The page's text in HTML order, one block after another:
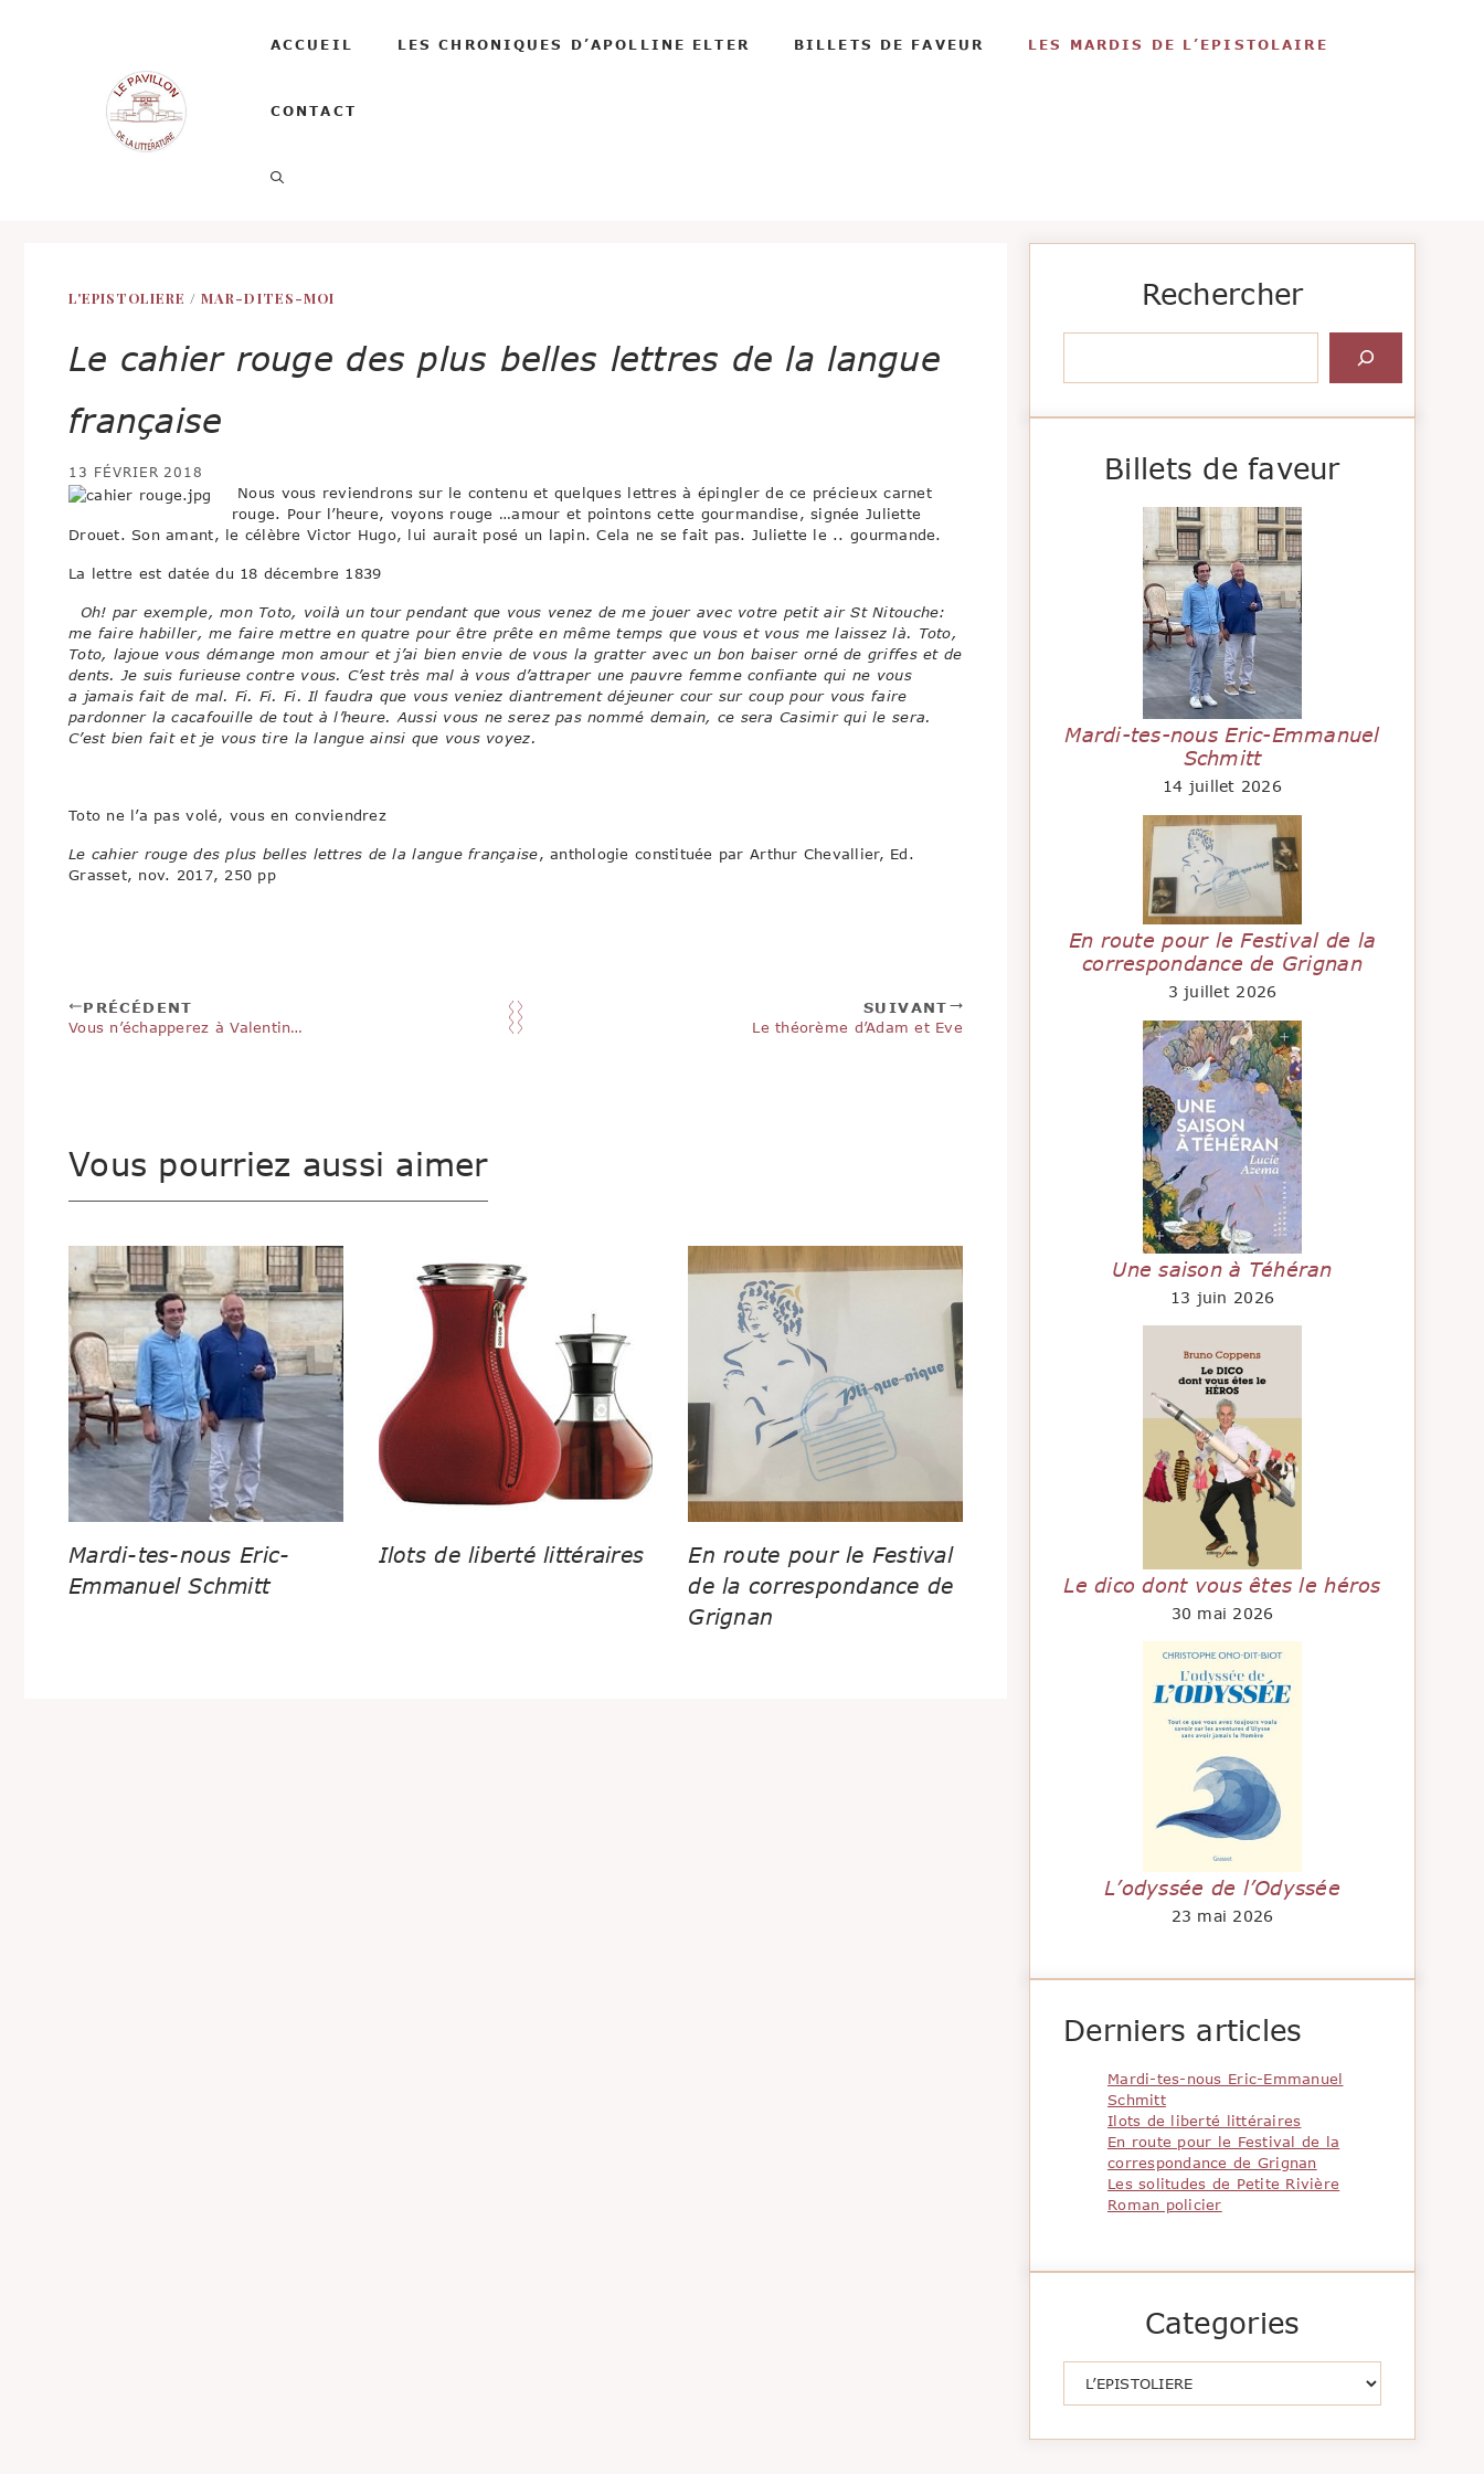
ACCUEIL LES CHRONIQUES D’APOLLINE ELTER BILLETS DE FAVEUR LES MARDIS DE L’EPISTOLAIRE
CONTACT
L'EPISTOLIERE /MAR-DITES-MOI
Le cahier rouge des plus belles lettres de la langue
française
13 FÉVRIER 2018
Nous vous reviendrons sur le contenu et quelques lettres à épingler de ce précieux carnet
rouge. Pour l’heure, voyons rouge …amour et pointons cette gourmandise, signée Juliette
Drouet. Son amant, le célèbre Victor Hugo, lui aurait posé un lapin. Cela ne se fait pas. Juliette le .. gourmande.
La lettre est datée du 18 décembre 1839
Oh! par exemple, mon Toto, voilà un tour pendant que vous venez de me jouer avec votre petit air St Nitouche:
me faire habiller, me faire mettre en quatre pour être prête en même temps que vous et vous me laissez là. Toto,
Toto, lajoue vous démange mon amour et j’ai bien envie de vous la gratter avec un bon baiser orné de griffes et de
dents. Je suis furieuse contre vous. C’est très mal à vous d’attraper une pauvre femme confiante qui ne vous
a jamais fait de mal. Fi. Fi. Fi. Il faudra que vous veniez diantrement déjeuner cour sur coup pour vous faire
pardonner la cacafouille de tout à l’heure. Aussi vous ne serez pas nommé demain, ce sera Casimir qui le sera.
C’est bien fait et je vous tire la langue ainsi que vous voyez.
Toto ne l’a pas volé, vous en conviendrez
Le cahier rouge des plus belles lettres de la langue française, anthologie constituée par Arthur Chevallier, Ed.
Grasset, nov. 2017, 250 pp
PRÉCÉDENT
Vous n’échapperez à Valentin…
SUIVANT
Le théorème d’Adam et Eve
Vous pourriez aussi aimer
Mardi-tes-nous Eric-
Emmanuel Schmitt
Ilots de liberté littéraires
En route pour le Festival
de la correspondance de
Grignan
Rechercher
Billets de faveur
Mardi-tes-nous Eric-Emmanuel
Schmitt
14 juillet 2026
En route pour le Festival de la
correspondance de Grignan
3 juillet 2026
Une saison à Téhéran
13 juin 2026
Le dico dont vous êtes le héros
30 mai 2026
L’odyssée de l’Odyssée
23 mai 2026
Derniers articles
Mardi-tes-nous Eric-Emmanuel
Schmitt
Ilots de liberté littéraires
En route pour le Festival de la
correspondance de Grignan
Les solitudes de Petite Rivière
Roman policier
Categories